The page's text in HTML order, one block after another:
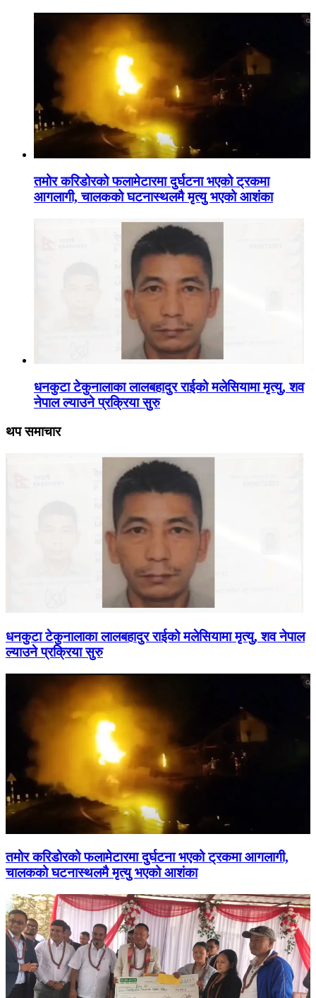
तमोर करिडोरको फलामेटारमा दुर्घटना भएको ट्रकमा
आगलागी, चालकको घटनास्थलमै मृत्यु भएको आशंका
धनकुटा टेकुनालाका लालबहादुर राईको मलेसियामा मृत्यु, शव
नेपाल ल्याउने प्रक्रिया सुरु
थप समाचार
धनकुटा टेकुनालाका लालबहादुर राईको मलेसियामा मृत्यु, शव नेपाल
ल्याउने प्रक्रिया सुरु
तमोर करिडोरको फलामेटारमा दुर्घटना भएको ट्रकमा आगलागी,
चालकको घटनास्थलमै मृत्यु भएको आशंका